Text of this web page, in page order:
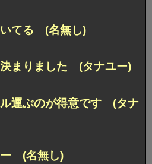
いてる (名無し)
まりました (タナユー)
運ぶのが得意です (タナ
ー (名無し)